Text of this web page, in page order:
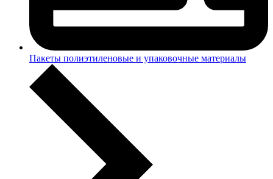
Пакеты полиэтиленовые и упаковочные материалы